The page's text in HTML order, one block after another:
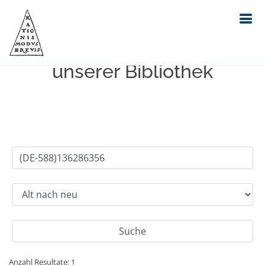
Einfache Suche im Bestand
unserer Bibliothek
Anzahl Resultate: 1